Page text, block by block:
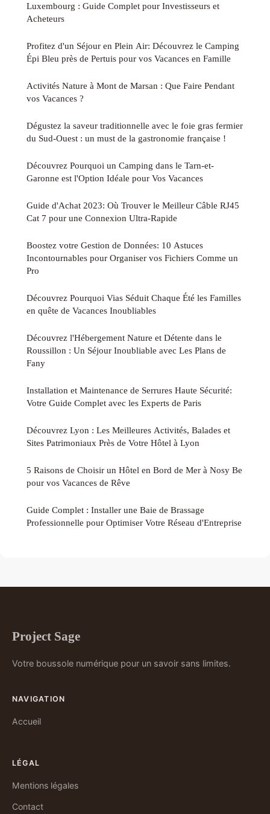
Luxembourg : Guide Complet pour Investisseurs et
Acheteurs
Profitez d'un Séjour en Plein Air: Découvrez le Camping
Épi Bleu près de Pertuis pour vos Vacances en Famille
Activités Nature à Mont de Marsan : Que Faire Pendant
vos Vacances ?
Dégustez la saveur traditionnelle avec le foie gras fermier
du Sud-Ouest : un must de la gastronomie française !
Découvrez Pourquoi un Camping dans le Tarn-et-
Garonne est l'Option Idéale pour Vos Vacances
Guide d'Achat 2023: Où Trouver le Meilleur Câble RJ45
Cat 7 pour une Connexion Ultra-Rapide
Boostez votre Gestion de Données: 10 Astuces
Incontournables pour Organiser vos Fichiers Comme un
Pro
Découvrez Pourquoi Vias Séduit Chaque Été les Familles
en quête de Vacances Inoubliables
Découvrez l'Hébergement Nature et Détente dans le
Roussillon : Un Séjour Inoubliable avec Les Plans de
Fany
Installation et Maintenance de Serrures Haute Sécurité:
Votre Guide Complet avec les Experts de Paris
Découvrez Lyon : Les Meilleures Activités, Balades et
Sites Patrimoniaux Près de Votre Hôtel à Lyon
5 Raisons de Choisir un Hôtel en Bord de Mer à Nosy Be
pour vos Vacances de Rêve
Guide Complet : Installer une Baie de Brassage
Professionnelle pour Optimiser Votre Réseau d'Entreprise
Project Sage
Votre boussole numérique pour un savoir sans limites.
NAVIGATION
Accueil
LÉGAL
Mentions légales
Contact